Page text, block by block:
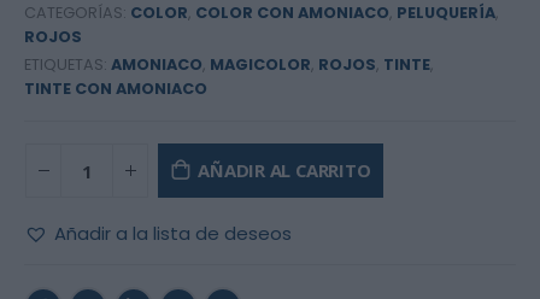
CATEGORÍAS: COLOR, COLOR CON AMONIACO, PELUQUERÍA,
ROJOS
ETIQUETAS: AMONIACO, MAGICOLOR, ROJOS, TINTE,
TINTE CON AMONIACO
AÑADIR AL CARRITO
Añadir a la lista de deseos